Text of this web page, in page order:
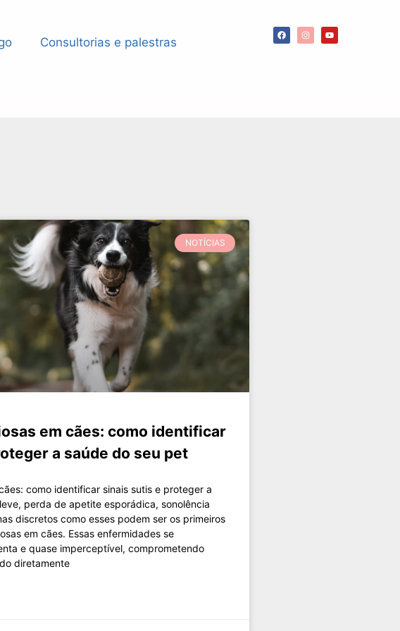
Consultorias e palestras
NOTÍCIAS
em cães: como identificar
a saúde do seu pet
como identificar sinais sutis e proteger a
perda de apetite esporádica, sonolência
discretos como esses podem ser os primeiros
em cães. Essas enfermidades se
e quase imperceptível, comprometendo
diretamente